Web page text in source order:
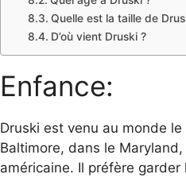
Quelle est la taille de
D’où vient Druski ?
Enfance:
Druski est venu au monde
Baltimore, dans le
américaine. Il préfère